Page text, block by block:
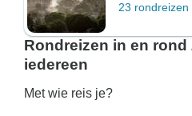
23 rondreizen
Rondreizen in en
iedereen
Met wie reis je?